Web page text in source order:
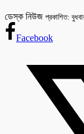
ডেস্ক নিউজ প্রকাশিত:
Facebook